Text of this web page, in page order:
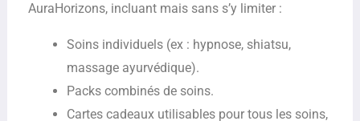
AuraHorizons, incluant mais sans s’y limiter :
Soins individuels (ex : hypnose, shiatsu,
massage ayurvédique).
Packs combinés de soins.
Cartes cadeaux utilisables pour tous les soins,